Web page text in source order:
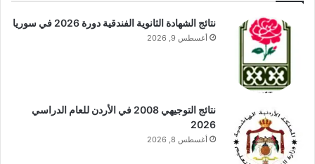
نتائج الشهادة الثانوية الفندقية دورة 2026 في سوريا
أغسطس 9, 2026
نتائج التوجيهي 2008 في الأردن للعام الدراسي
2026
أغسطس 8, 2026